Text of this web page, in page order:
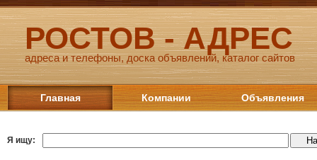
РОСТОВ - АДРЕС
адреса и телефоны, доска объявлений, каталог сайтов
Главная Компании Объявления
Я ищу: